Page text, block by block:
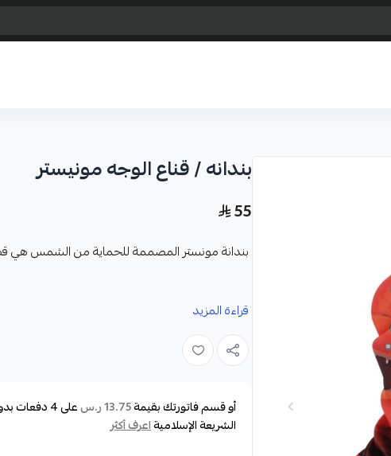
بندانه / قناع الوجه مونيستر
55
بندانة مونستر المصممة للحماية من الشمس هي
المميزات :
حماية فعالة من أشعة الشمس الضارة. تُرتدى حول
القوارب، والغوص.
حماية جيدة للجلد وتعمل على منع الحرارة
قراءة المزيد
أو قسم فاتورتك بقيمة13.75 ر.س على4دفعات
الشريعة الإسلاميةاعرف أكثر